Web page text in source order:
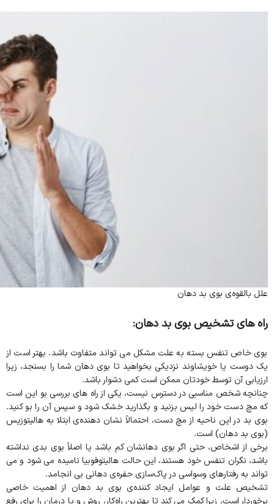
علل بالقوه‌ی بوی بد دهان
راه های تشخیص بوی بد دهان:
بوی خاص تنفس بسته به علت مشکل می تواند متفاوت باشد. بهتر است از
یک دوست یا خویشاوند نزدیکی بخواهید تا بوی دهان شما را بسنجد، زیرا
ارزیابی آن توسط خودتان ممکن است کمی دشوار باشد.
چنانچه شخص مناسبی در دسترس نیست، یکی از راه های بررسی بو این است
که مچ دست خود را لیس بزنید و بگذارید خشک شود و سپس آن را بو کنید.
بوی بد در این ناحیه از مچ دست، احتمالاً نشان دهنده‌ی ابتلا به هالیتوزیس
(بوی بد دهان) است.
برخی از اشخاص، حتی اگر بوی دهانشان کم باشد یا اصلاً بوی بدی نداشته
باشد، نگران تنفس خود هستند، این حالت هالیتوفوبیا نامیده می شود و می
تواند به رفتارهای وسواسی در پاک‌سازی حفره‌ی دهانی بی انجامد.
تشخیص علت و عوامل ایجاد کننده‌ی بوی بد دهان از اهمیت خاصی
برخوردار است،‌ زیرا کمک می‌ کند تا بهترین راه‌کار، روش و یا درمان را برای رفع